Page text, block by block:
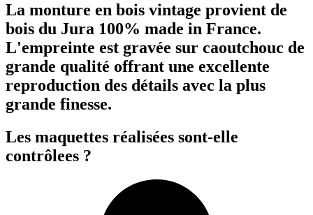
La monture en bois vintage provient de
bois du Jura 100% made in France.
L'empreinte est gravée sur caoutchouc de
grande qualité offrant une excellente
reproduction des détails avec la plus
grande finesse.
Les maquettes réalisées sont-elle
contrôlees ?